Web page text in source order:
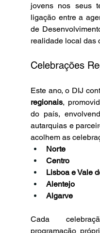
jovens nos seus
ligação entre a
de
realidade local das
Celebrações
Este ano, o DIJ
regionais,
do país,
autarquias e
acolhem as
Norte
Centro
Lisboa e Vale
Alentejo
Algarve
Cada
programação